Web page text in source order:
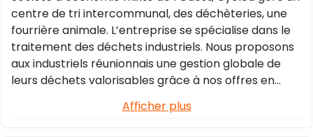
centre de tri intercommunal, des déchèteries, une
fourrière animale. L’entreprise se spécialise dans le
traitement des déchets industriels. Nous proposons
aux industriels réunionnais une gestion globale de
leurs déchets valorisables grâce à nos offres en
papiers, cartons, plastiques et archives
Afficher plus